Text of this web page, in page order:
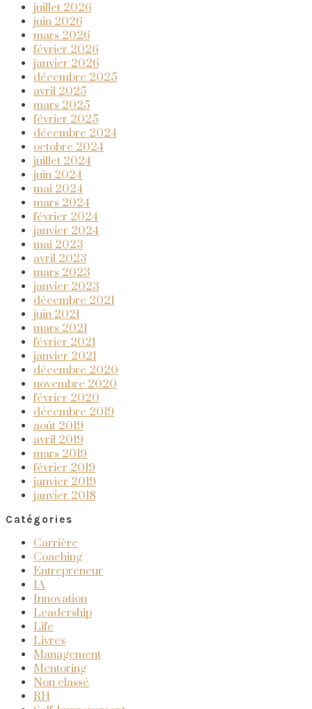
juillet 2026
juin 2026
mars 2026
février 2026
janvier 2026
décembre 2025
avril 2025
mars 2025
février 2025
décembre 2024
octobre 2024
juillet 2024
juin 2024
mai 2024
mars 2024
février 2024
janvier 2024
mai 2023
avril 2023
mars 2023
janvier 2023
décembre 2021
juin 2021
mars 2021
février 2021
janvier 2021
décembre 2020
novembre 2020
février 2020
décembre 2019
août 2019
avril 2019
mars 2019
février 2019
janvier 2019
janvier 2018
Catégories
Carrière
Coaching
Entrepreneur
IA
Innovation
Leadership
Life
Livres
Management
Mentoring
Non classé
RH